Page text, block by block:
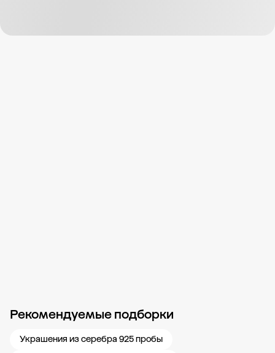
Рекомендуемые подборки
Украшения из серебра 925 пробы
Новости компании Журнал ЗОЛОТОЙ Блог